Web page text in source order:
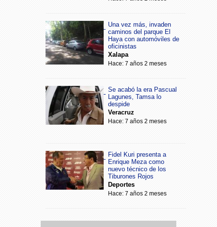
Una vez más, invaden
caminos del parque El
Haya con automóviles de
oficinistas
Xalapa
Hace: 7 años 2 meses
Se acabó la era Pascual
Lagunes, Tamsa lo
despide
Veracruz
Hace: 7 años 2 meses
Fidel Kuri presenta a
Enrique Meza como
nuevo técnico de los
Tiburones Rojos
Deportes
Hace: 7 años 2 meses